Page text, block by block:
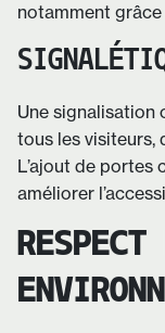
notamment
Une signalisation
tous les visiteurs,
L’ajout de portes
améliorer
RESPECT